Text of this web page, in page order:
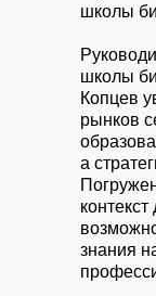
школы
школы
Копцев
рынков
а
знания